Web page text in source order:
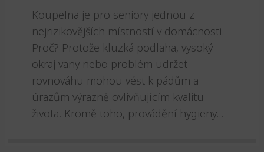
Koupelna je pro seniory jednou z
nejrizikovějších místností v domácnosti.
Proč? Protože kluzká podlaha, vysoký
okraj vany nebo problém udržet
rovnováhu mohou vést k pádům a
úrazům výrazně ovlivňujícím kvalitu
života. Kromě toho, provádění hygieny...